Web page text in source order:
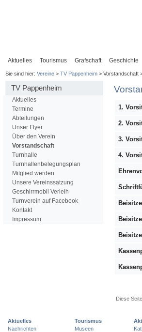
Aktuelles Tourismus Grafschaft Geschichte
Sie sind hier: Vereine> TV Pappenheim> Vorstandschaft
TV Pappenheim
Aktuelles
Termine
Abteilungen
Unser Flyer
Über den Verein
Vorstandschaft
Turnhalle
Turnhallenbelegungsplan
Mitglied werden
Unsere Vereinssatzung
Geschirrmobil Verleih
Turnverein auf Facebook
Kontakt
Impressum
1.
2.
3.
4.
Diese
Aktuelles
Nachrichten
Tourismus
Museen